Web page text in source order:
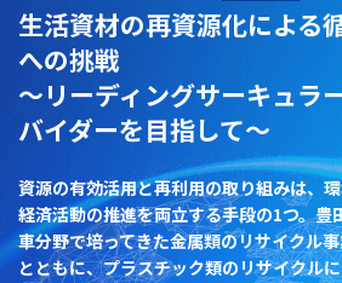
生活資材の再資源化による
への挑戦
～リーディングサーキュラ
バイダーを目指して～
資源の有効活用と再利用の取り組みは、
経済活動の推進を両立する手段の1つ。豊
車分野で培ってきた金属類のリサイクル
とともに、プラスチック類のリサイクル